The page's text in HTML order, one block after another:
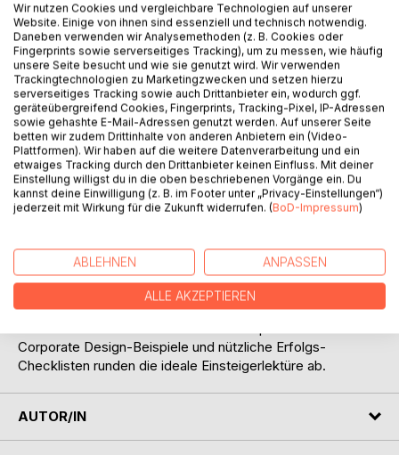
Titel bewerten
BESCHREIBUNG
Dieses Buch bietet sowohl moderne Marketing- und
Vertriebstipps als auch hilfreiche Tricks zum Ausbau der
Gedanke, dass jeder erfolgreich wird, der selbst daran
glaubt und liebt, was er tut. Ein ständiger Motivationsfaden
zieht sich durch die 12 kompakten Kapitel wie ein
unterstützender Coach, der dem Leser als fachliche Stütze
Corporate Design-Beispiele und nützliche Erfolgs-
Checklisten runden die ideale Einsteigerlektüre ab.
AUTOR/IN
Wir nutzen Cookies und vergleichbare Technologien auf unserer
Website. Einige von ihnen sind essenziell und technisch notwendig.
Daneben verwenden wir Analysemethoden (z. B. Cookies oder
Fingerprints sowie serverseitiges Tracking), um zu messen, wie häufig
unsere Seite besucht und wie sie genutzt wird. Wir verwenden
Trackingtechnologien zu Marketingzwecken und setzen hierzu
serverseitiges Tracking sowie auch Drittanbieter ein, wodurch ggf.
geräteübergreifend Cookies, Fingerprints, Tracking-Pixel, IP-Adressen
sowie gehashte E-Mail-Adressen genutzt werden. Auf unserer Seite
betten wir zudem Drittinhalte von anderen Anbietern ein (Video-
Plattformen). Wir haben auf die weitere Datenverarbeitung und ein
etwaiges Tracking durch den Drittanbieter keinen Einfluss. Mit deiner
Einstellung willigst du in die oben beschriebenen Vorgänge ein. Du
kannst deine Einwilligung (z. B. im Footer unter „Privacy-Einstellungen“)
jederzeit mit Wirkung für die Zukunft widerrufen. (BoD-Impressum)
ABLEHNEN ANPASSEN
ALLE AKZEPTIEREN